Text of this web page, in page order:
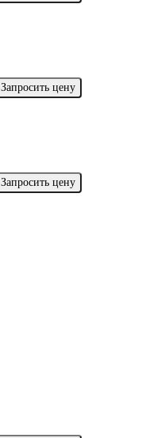
Запросить цену
Запросить цену